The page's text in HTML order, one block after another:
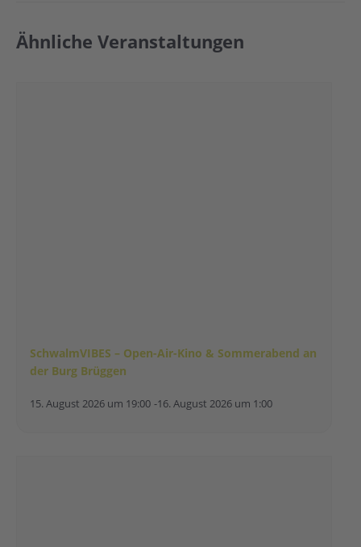
Ähnliche Veranstaltungen
SchwalmVIBES – Open-Air-Kino & Sommerabend an
der Burg Brüggen
15. August 2026 um 19:00 -16. August 2026 um 1:00